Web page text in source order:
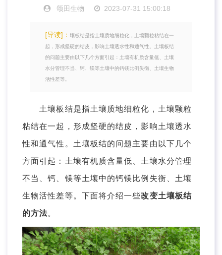
颂田生物 2023-07-31 15:00:18
[导读]： 壤板结是指土壤质地细粒化，土壤颗粒粘结在一
起，形成坚硬的结皮，影响土壤透水性和通气性。土壤板结
的问题主要由以下几个方面引起：土壤有机质含量低、土壤
水分管理不当、钙、镁等土壤中的钙镁比例失衡、土壤生物
活性差等。
土壤板结是指土壤质地细粒化，土壤颗粒
粘结在一起，形成坚硬的结皮，影响土壤透水
性和通气性。土壤板结的问题主要由以下几个
方面引起：土壤有机质含量低、土壤水分管理
不当、钙、镁等土壤中的钙镁比例失衡、土壤
生物活性差等。下面将介绍一些改变土壤板结
的方法。